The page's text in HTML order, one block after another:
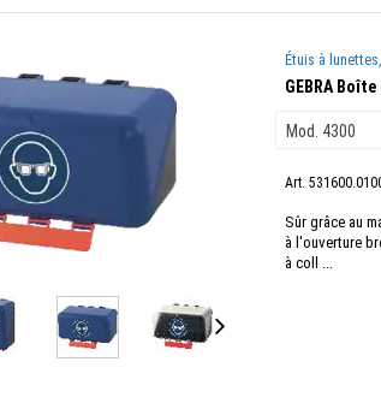
Étuis à
GEBRA
Art.
Sûr grâce au
à l'ouverture
à coll ...